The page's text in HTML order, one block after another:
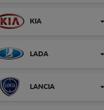
KIA
LADA
LANCIA